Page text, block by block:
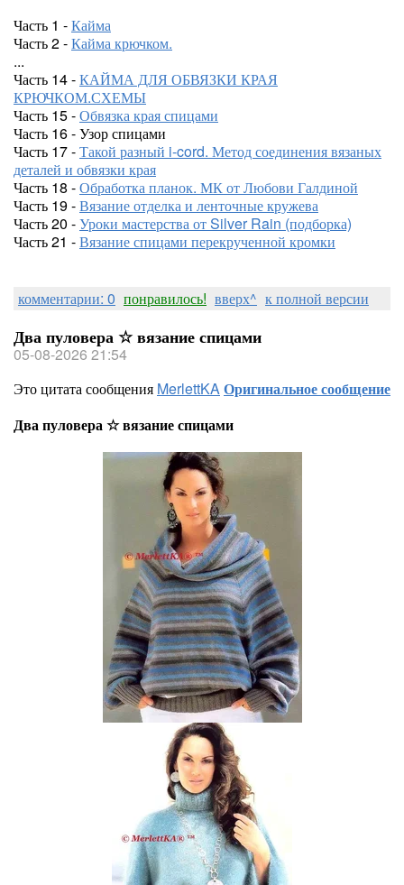
Часть 1 -Кайма
Часть 2 -Кайма крючком.
...
Часть 14 -КАЙМА ДЛЯ ОБВЯЗКИ КРАЯ
КРЮЧКОМ.СХЕМЫ
Часть 15 -Обвязка края спицами
Часть 16 - Узор спицами
Часть 17 -Такой разный i-cord. Метод соединения вязаных
деталей и обвязки края
Часть 18 -Обработка планок. МК от Любови Галдиной
Часть 19 -Вязание отделка и ленточные кружева
Часть 20 -Уроки мастерства от Silver Rain (подборка)
Часть 21 -Вязание спицами перекрученной кромки
комментарии: 0 понравилось! вверх^ к полной версии
Два пуловера ☆ вязание спицами
05-08-2026 21:54
Это цитата сообщения MerlettKAОригинальное сообщение
Два пуловера ☆ вязание спицами